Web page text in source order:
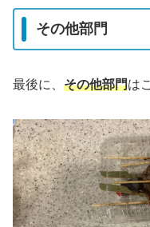
その他部門
最後に、 その他部門は